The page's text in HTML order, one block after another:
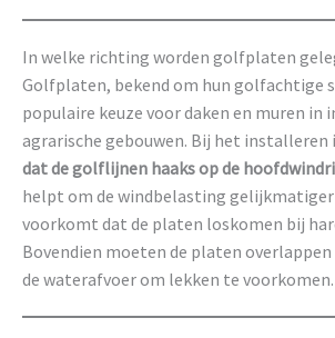
In welke richting worden golfplaten
Golfplaten, bekend om hun golfachtige
populaire keuze voor daken en muren in
agrarische gebouwen. Bij het
dat de golflijnen haaks op de
helpt om de windbelasting gelijkmatiger
voorkomt dat de platen loskomen bij
Bovendien moeten de platen
de waterafvoer om lekken te voorkomen.